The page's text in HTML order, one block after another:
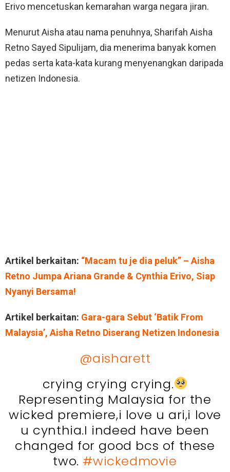
Erivo mencetuskan kemarahan warga negara jiran.
Menurut Aisha atau nama penuhnya, Sharifah Aisha
Retno Sayed Sipulijam, dia menerima banyak komen
pedas serta kata-kata kurang menyenangkan daripada
netizen Indonesia.
Artikel berkaitan: “Macam tu je dia peluk” – Aisha
Retno Jumpa Ariana Grande & Cynthia Erivo, Siap
Nyanyi Bersama!
Artikel berkaitan: Gara-gara Sebut ‘Batik From
Malaysia’, Aisha Retno Diserang Netizen Indonesia
@aisharett
crying crying crying.
Representing Malaysia for the
wicked premiere,i love u ari,i love
u cynthia.I indeed have been
changed for good bcs of these
two. #wickedmovie